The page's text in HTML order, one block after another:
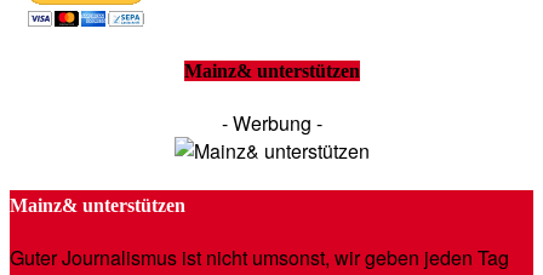
Mainz& unterstützen
- Werbung -
Mainz& unterstützen
Guter Journalismus ist nicht umsonst, wir geben jeden Tag